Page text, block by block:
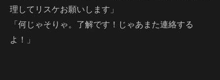
理してリスケお願いします」
「何じゃそりゃ。了解です！じゃあまた連絡する
よ！」